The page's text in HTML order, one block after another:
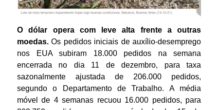
O dólar opera com leve alta frente a outras
moedas. Os pedidos iniciais de auxílio-desemprego
nos EUA subiram 18.000 pedidos na semana
encerrada no dia 11 de dezembro, para taxa
sazonalmente ajustada de 206.000 pedidos,
segundo o Departamento de Trabalho. A média
móvel de 4 semanas recuou 16.000 pedidos, para